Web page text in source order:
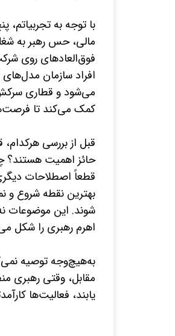
با توجه به تجربیاتم،
مالی، حس رهبر به
فوق‌­العاده­ای روی
افراد سازمان
می‌­شود و قطاری
کمک می‌­کند تا
قبل از بررسی
حائز اهمیت هستند؟
قطعاً اصطلاحات
بهترین نقطه شروع و
شوند. این موضوعات
اهرم رهبری را شکل
به‌هیچ‌وجه توصیه
مقابل، وقتی رهبری
یابند، فعالیت‌­ها